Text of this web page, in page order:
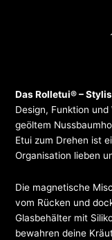
Das Rolletui® –
Design, Funktion
geöltem
Etui zum Drehen ist
Organisation lieben
Die magnetische
vom Rücken und
Glasbehälter mit
bewahren deine